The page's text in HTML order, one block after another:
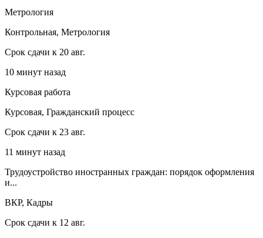
Метрология
Контрольная, Метрология
Срок сдачи к 20 авг.
10 минут назад
Курсовая работа
Курсовая, Гражданский процесс
Срок сдачи к 23 авг.
11 минут назад
Трудоустройство иностранных граждан: порядок оформления
и...
ВКР, Кадры
Срок сдачи к 12 авг.